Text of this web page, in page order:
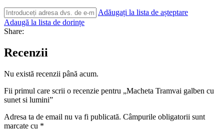
Adăugați la lista de așteptare
Adaugă la lista de dorințe
Share:
Recenzii
Nu există recenzii până acum.
Fii primul care scrii o recenzie pentru „Macheta Tramvai galben cu
sunet si lumini”
Adresa ta de email nu va fi publicată. Câmpurile obligatorii sunt
marcate cu *